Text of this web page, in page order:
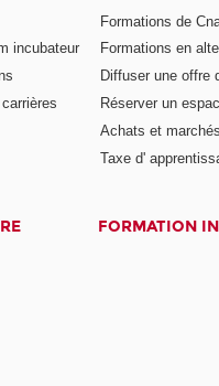
incubateur
Formations de
Formations en
Diffuser une offre
Réserver un
Achats et marchés
Taxe d'
FORMATION